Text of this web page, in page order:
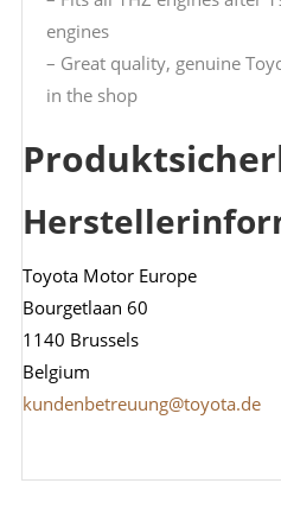
engines
– Great quality, genuine
in the shop
Toyota Motor Europe
Bourgetlaan 60
1140 Brussels
Belgium
kundenbetreuung@toyota.de